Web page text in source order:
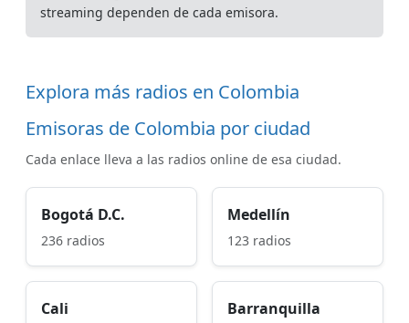
streaming dependen de cada emisora.
Explora más radios en Colombia
Emisoras de Colombia por ciudad
Cada enlace lleva a las radios online de esa ciudad.
Bogotá D.C.
236 radios
Medellín
123 radios
Cali Barranquilla